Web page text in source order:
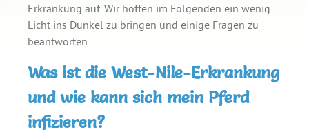
Erkrankung auf. Wir hoffen im Folgenden ein wenig
Licht ins Dunkel zu bringen und einige Fragen zu
beantworten.
Was ist die West-Nile-Erkrankung
und wie kann sich mein Pferd
infizieren?